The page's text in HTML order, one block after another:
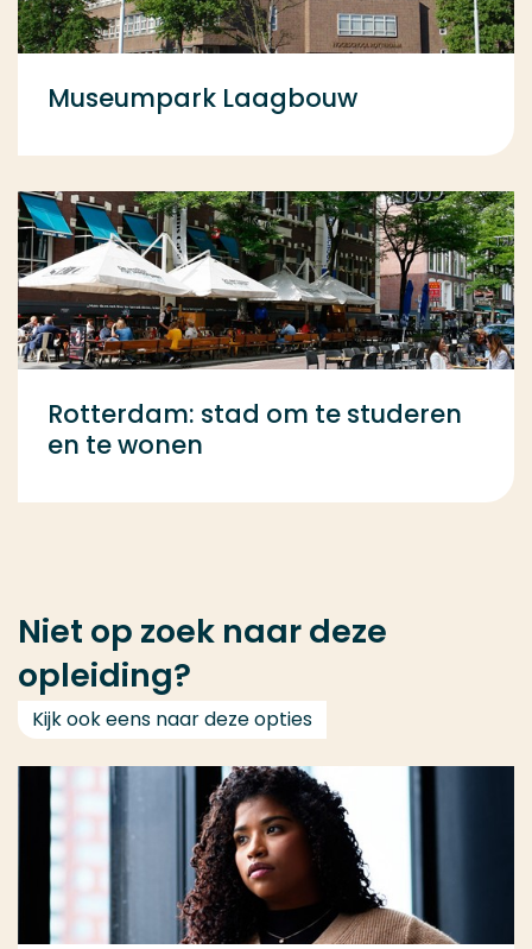
Museumpark Laagbouw
Rotterdam: stad om te studeren
en te wonen
Niet op zoek naar deze
opleiding?
Kijk ook eens naar deze opties